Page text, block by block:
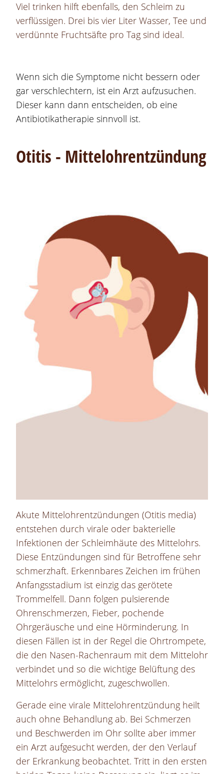
Viel trinken hilft ebenfalls, den Schleim zu
verflüssigen. Drei bis vier Liter Wasser, Tee und
verdünnte Fruchtsäfte pro Tag sind ideal.
Wenn sich die Symptome nicht bessern oder
gar verschlechtern, ist ein Arzt aufzusuchen.
Dieser kann dann entscheiden, ob eine
Antibiotikatherapie sinnvoll ist.
Otitis - Mittelohrentzündung
Akute Mittelohrentzündungen (Otitis media)
entstehen durch virale oder bakterielle
Infektionen der Schleimhäute des Mittelohrs.
Diese Entzündungen sind für Betroffene sehr
schmerzhaft. Erkennbares Zeichen im frühen
Anfangsstadium ist einzig das gerötete
Trommelfell. Dann folgen pulsierende
Ohrenschmerzen, Fieber, pochende
Ohrgeräusche und eine Hörminderung. In
diesen Fällen ist in der Regel die Ohrtrompete,
die den Nasen-Rachenraum mit dem Mittelohr
verbindet und so die wichtige Belüftung des
Mittelohrs ermöglicht, zugeschwollen.
Gerade eine virale Mittelohrentzündung heilt
auch ohne Behandlung ab. Bei Schmerzen
und Beschwerden im Ohr sollte aber immer
ein Arzt aufgesucht werden, der den Verlauf
der Erkrankung beobachtet. Tritt in den ersten